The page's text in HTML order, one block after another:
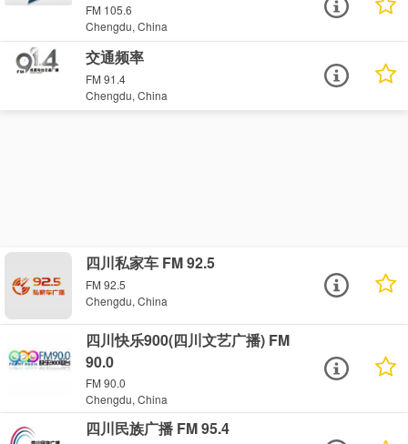
FM 105.6
Chengdu, China
交通频率
FM 91.4
Chengdu, China
四川私家车 FM 92.5
FM 92.5
Chengdu, China
四川快乐900(四川文艺广播) FM
90.0
FM 90.0
Chengdu, China
四川民族广播 FM 95.4